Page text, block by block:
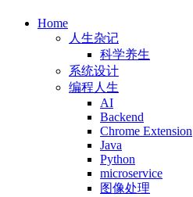
Home
人生杂记
科学养生
系统设计
编程人生
AI
Backend
Chrome Extension
Java
Python
microservice
图像处理